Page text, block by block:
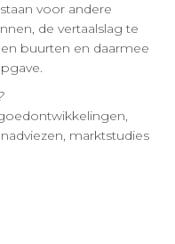
voor andere
de vertaalslag te
buurten en daarmee
marktstudies